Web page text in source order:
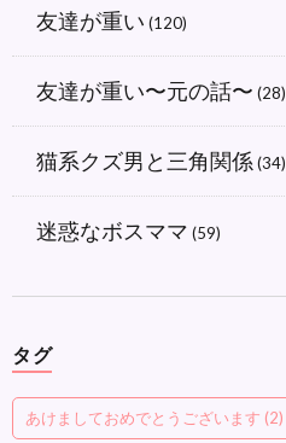
友達が重い (120)
友達が重い〜元の話〜 (28)
猫系クズ男と三角関係 (34)
迷惑なボスママ (59)
タグ
あけましておめでとうございます (2)